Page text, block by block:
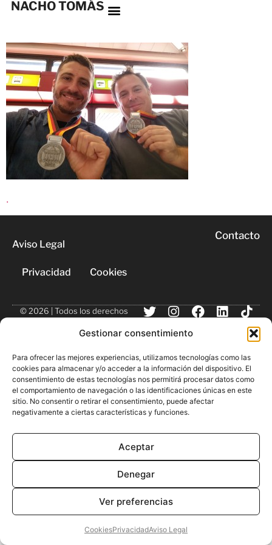
Gestionar consentimiento
Para ofrecer las mejores experiencias, utilizamos tecnologías como las
cookies para almacenar y/o acceder a la información del dispositivo. El
consentimiento de estas tecnologías nos permitirá procesar datos como
el comportamiento de navegación o las identificaciones únicas en este
sitio. No consentir o retirar el consentimiento, puede afectar
negativamente a ciertas características y funciones.
Aceptar
Denegar
Ver preferencias
CookiesPrivacidadAviso Legal
NACHO TOMÁS
.
Aviso Legal
Privacidad Cookies
Contacto
© 2026 | Todos los derechos